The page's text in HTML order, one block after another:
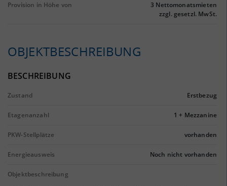
Provision in Höhe von
3 Nettomonatsmieten
zzgl. gesetzl. MwSt.
OBJEKTBESCHREIBUNG
BESCHREIBUNG
Zustand Erstbezug
Etagenanzahl 1 + Mezzanine
PKW-Stellplätze vorhanden
Energieausweis Noch nicht vorhanden
Objektbeschreibung